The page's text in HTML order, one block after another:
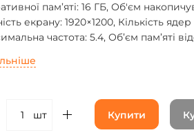
пам’яті: 16 ГБ, Об'єм
екрану: 1920×1200, Кількість
частота: 5.4, Об’єм пам’яті
шт Купити